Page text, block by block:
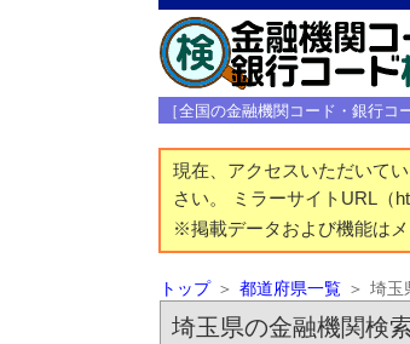
［全国の金融機関コード・銀行コ
現在、アクセスいただいて
さい。 ミラーサイトURL（
※掲載データおよび機能はメ
トップ 都道府県一覧 埼玉
埼玉県の金融機関検